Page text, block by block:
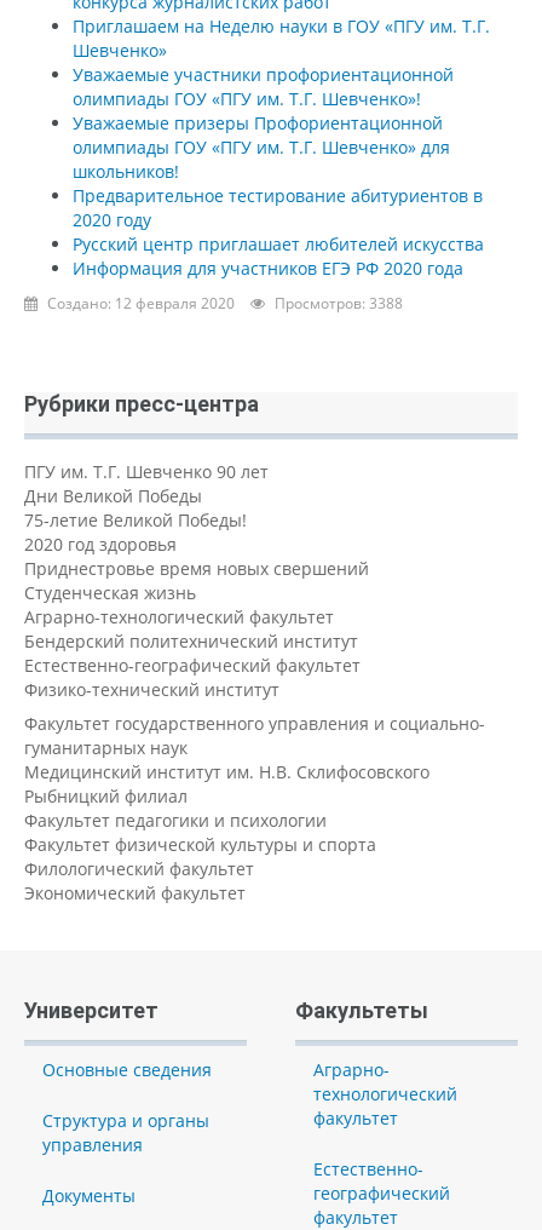
Приглашаем на Неделю науки в ГОУ «ПГУ им. Т.Г.
Шевченко»
Уважаемые участники профориентационной
олимпиады ГОУ «ПГУ им. Т.Г. Шевченко»!
Уважаемые призеры Профориентационной
олимпиады ГОУ «ПГУ им. Т.Г. Шевченко» для
школьников!
Предварительное тестирование абитуриентов в
2020 году
Русский центр приглашает любителей искусства
Информация для участников ЕГЭ РФ 2020 года
Создано: 12 февраля 2020 Просмотров: 3388
Рубрики пресс-центра
ПГУ им. Т.Г. Шевченко 90 лет
Дни Великой Победы
75-летие Великой Победы!
2020 год здоровья
Приднестровье время новых свершений
Студенческая жизнь
Аграрно-технологический факультет
Бендерский политехнический институт
Естественно-географический факультет
Физико-технический институт
Факультет государственного управления и социально-
гуманитарных наук
Медицинский институт им. Н.В. Склифосовского
Рыбницкий филиал
Факультет педагогики и психологии
Факультет физической культуры и спорта
Филологический факультет
Экономический факультет
Университет
Основные сведения
Структура и органы
управления
Документы
Факультеты
Аграрно-
технологический
факультет
Естественно-
географический
факультет